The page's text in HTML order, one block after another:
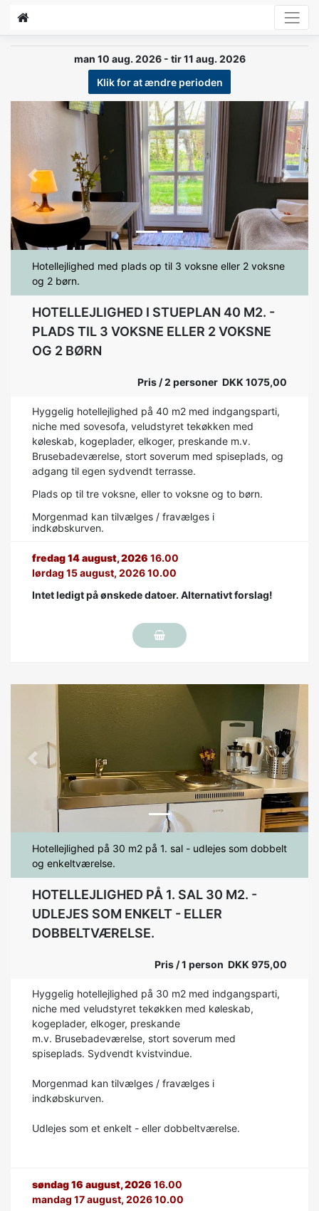
man 10 aug. 2026 - tir 11 aug. 2026
Klik for at ændre perioden
Previous Next
Hotellejlighed med plads op til 3 voksne eller 2 voksne
og 2 børn.
HOTELLEJLIGHED I STUEPLAN 40 M2. -
PLADS TIL 3 VOKSNE ELLER 2 VOKSNE
OG 2 BØRN
Pris / 2 personer DKK 1075,00
Hyggelig hotellejlighed på 40 m2 med indgangsparti,
niche med sovesofa, veludstyret tekøkken med
køleskab, kogeplader, elkoger, preskande m.v.
Brusebadeværelse, stort soverum med spiseplads, og
adgang til egen sydvendt terrasse.
Plads op til tre voksne, eller to voksne og to børn.
Morgenmad kan tilvælges / fravælges i
indkøbskurven.
fredag 14 august, 2026 16.00
lørdag 15 august, 2026 10.00
Intet ledigt på ønskede datoer. Alternativt forslag!
Previous Next
Hotellejlighed på 30 m2 på 1. sal - udlejes som dobbelt
og enkeltværelse.
HOTELLEJLIGHED PÅ 1. SAL 30 M2. -
UDLEJES SOM ENKELT - ELLER
DOBBELTVÆRELSE.
Pris / 1 person DKK 975,00
Hyggelig hotellejlighed på 30 m2 med indgangsparti,
niche med veludstyret tekøkken med køleskab,
kogeplader, elkoger, preskande
m.v. Brusebadeværelse, stort soverum med
spiseplads. Sydvendt kvistvindue.
Morgenmad kan tilvælges / fravælges i
indkøbskurven.
Udlejes som et enkelt - eller dobbeltværelse.
søndag 16 august, 2026 16.00
mandag 17 august, 2026 10.00